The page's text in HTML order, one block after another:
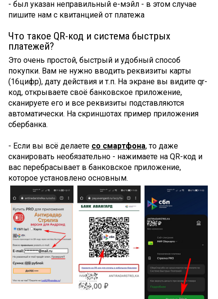
- был указан неправильный е-мэйл - в этом случае
пишите нам с квитанцией от платежа
Что такое QR-код и система быстрых
платежей?
Это очень простой, быстрый и удобный способ
покупки. Вам не нужно вводить реквизиты карты
(16цифр), дату действия и т.п. На экране вы видите qr-
код, открываете своё банковское приложение,
сканируете его и все реквизиты подставляются
автоматически. На скриншотах пример приложения
сбербанка.
- Если вы всё делаете со смартфона, то даже
сканировать необязательно - нажимаете на QR-код и
вас перебрасывает в банковское приложение,
которое установлено основным.